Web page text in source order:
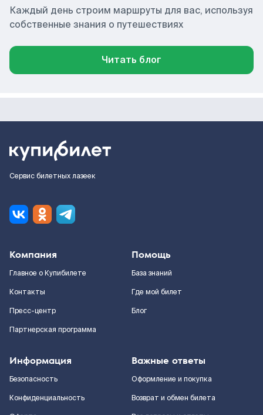
Каждый день строим маршруты для вас, используя
собственные знания о путешествиях
Читать блог
Сервис билетных лазеек
Компания
Главное о Купибилете
Контакты
Пресс-центр
Партнерская программа
Помощь
База знаний
Где мой билет
Блог
Информация
Безопасность
Конфиденциальность
Важные ответы
Оформление и покупка
Возврат и обмен билета